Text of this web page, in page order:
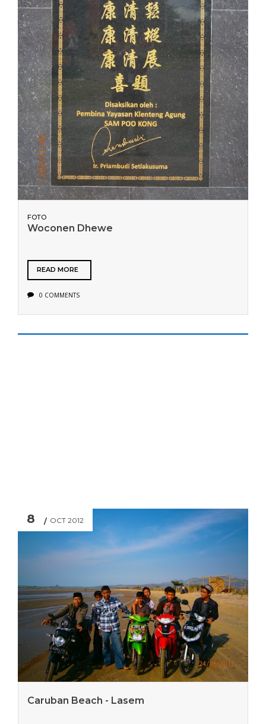
FOTO
Woconen Dhewe
READ MORE
0 COMMENTS
8 OCT 2012
Caruban Beach - Lasem